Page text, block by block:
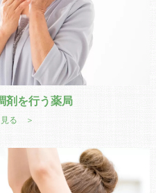
剤を行う薬局
見る ＞